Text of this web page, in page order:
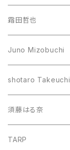
霜田哲也
Juno Mizobuchi
shotaro Takeuchi
須藤はる奈
TARP